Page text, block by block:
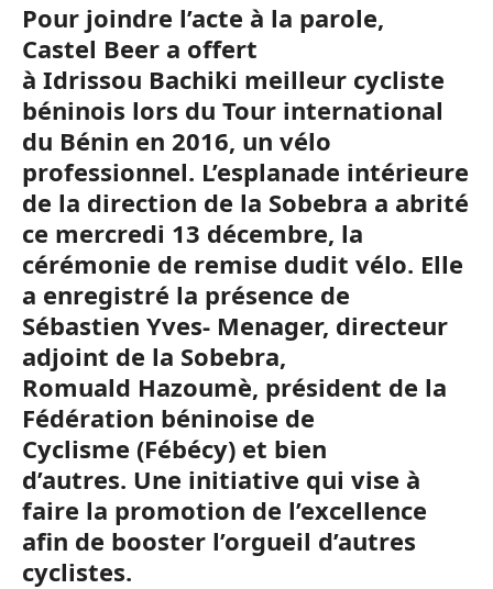
Pour joindre l’acte à la parole,
Castel Beer a offert
à Idrissou Bachiki meilleur cycliste
béninois lors du Tour international
du Bénin en 2016, un vélo
professionnel. L’esplanade intérieure
de la direction de la Sobebra a abrité
ce mercredi 13 décembre, la
cérémonie de remise dudit vélo. Elle
a enregistré la présence de
Sébastien Yves- Menager, directeur
adjoint de la Sobebra,
Romuald Hazoumè, président de la
Fédération béninoise de
Cyclisme (Fébécy) et bien
d’autres. Une initiative qui vise à
faire la promotion de l’excellence
afin de booster l’orgueil d’autres
cyclistes.